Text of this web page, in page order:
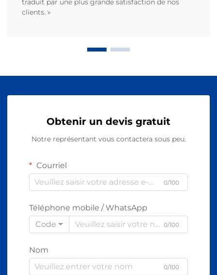
traduit par une plus grande satisfaction de nos
clients. »
Obtenir un devis gratuit
Notre représentant vous contactera sous peu.
Courriel
0/100
Téléphone mobile / WhatsApp
Code
0/100
Nom
0/100